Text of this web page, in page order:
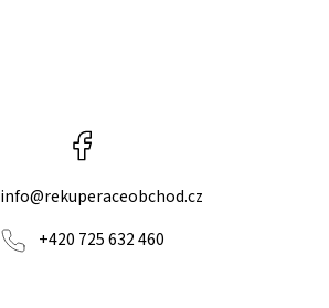
info@rekuperaceobchod.cz
+420 725 632 460